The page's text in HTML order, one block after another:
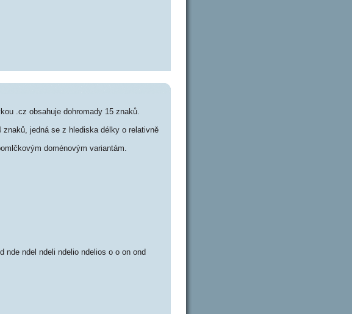
.cz obsahuje dohromady 15 znaků.
jedná se z hlediska délky o relativně
doménovým variantám.
nde ndel ndeli ndelio ndelios o o on ond